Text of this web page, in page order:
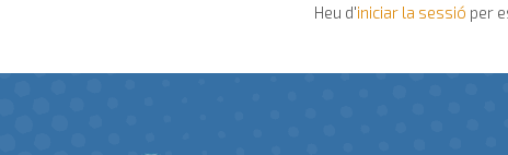
Heu d'iniciar la sessió per